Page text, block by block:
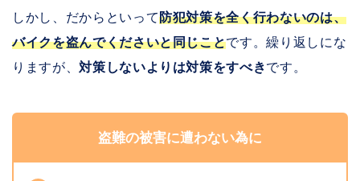
しかし、だからといって防犯対策を全く行わないのは、
バイクを盗んでくださいと同じことです。繰り返しにな
りますが、対策しないよりは対策をすべきです。
盗難の被害に遭わない為に